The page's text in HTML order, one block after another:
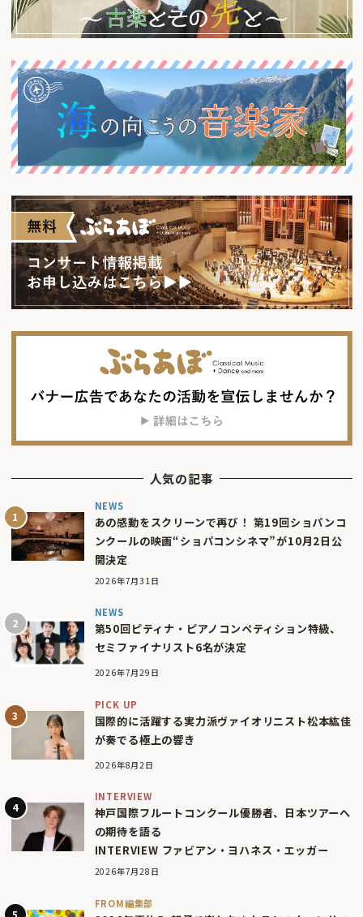
人気の記事
NEWS
あの感動をスクリーンで再び！ 第19回ショパンコ
ンクールの映画“ショパコンシネマ”が10月2日公
開決定
2026年7月31日
NEWS
第50回ピティナ・ピアノコンペティション特級、
セミファイナリスト6名が決定
2026年7月29日
PICK UP
国際的に活躍する実力派ヴァイオリニスト松本紘佳
が奏でる極上の響き
2026年8月2日
INTERVIEW
神戸国際フルートコンクール優勝者、日本ツアーへ
の期待を語る
INTERVIEW ファビアン・ヨハネス・エッガー
2026年7月28日
FROM編集部